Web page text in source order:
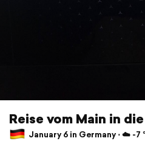
Reise vom Main in
January 6 in Germany ⋅ ☁️ -7